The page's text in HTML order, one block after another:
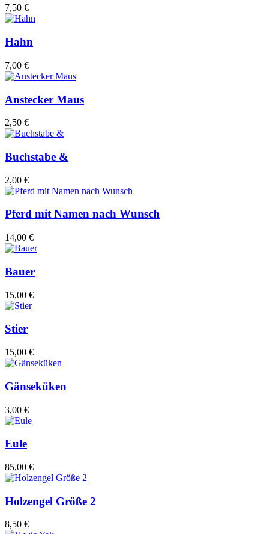
7,50 €
Hahn
7,00 €
Anstecker Maus
2,50 €
Buchstabe &
2,00 €
Pferd mit Namen nach Wunsch
14,00 €
Bauer
15,00 €
Stier
15,00 €
Gänseküken
3,00 €
Eule
85,00 €
Holzengel Größe 2
8,50 €